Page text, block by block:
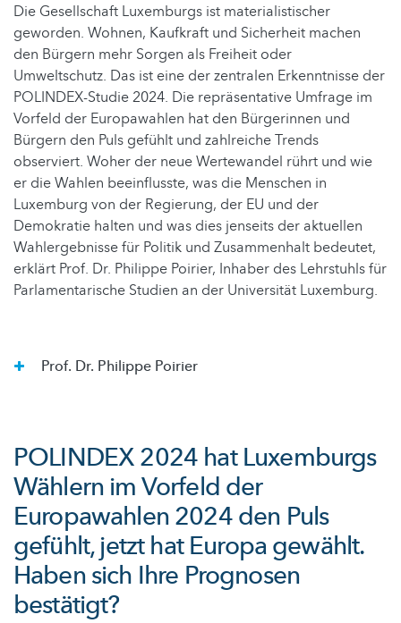
Die Gesellschaft Luxemburgs ist materialistischer
geworden. Wohnen, Kaufkraft und Sicherheit machen
den Bürgern mehr Sorgen als Freiheit oder
Umweltschutz. Das ist eine der zentralen Erkenntnisse der
POLINDEX-Studie 2024. Die repräsentative Umfrage im
Vorfeld der Europawahlen hat den Bürgerinnen und
Bürgern den Puls gefühlt und zahlreiche Trends
observiert. Woher der neue Wertewandel rührt und wie
er die Wahlen beeinflusste, was die Menschen in
Luxemburg von der Regierung, der EU und der
Demokratie halten und was dies jenseits der aktuellen
Wahlergebnisse für Politik und Zusammenhalt bedeutet,
erklärt Prof. Dr. Philippe Poirier, Inhaber des Lehrstuhls für
Parlamentarische Studien an der Universität Luxemburg.
Prof. Dr. Philippe Poirier
POLINDEX 2024 hat Luxemburgs
Wählern im Vorfeld der
Europawahlen 2024 den Puls
gefühlt, jetzt hat Europa gewählt.
Haben sich Ihre Prognosen
bestätigt?